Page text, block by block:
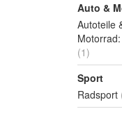
Auto &
Autoteile
(1)
Sport
Radsport